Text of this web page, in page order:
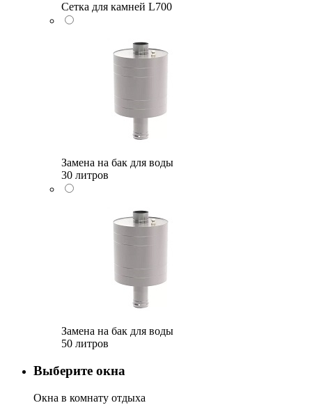
Сетка для камней L700
Замена на бак для воды
30 литров
Замена на бак для воды
50 литров
Выберите окна
Окна в комнату отдыха